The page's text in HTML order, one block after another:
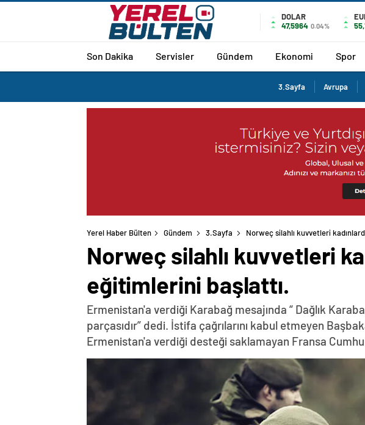
DOLAR
47,5964 0.04%
Son Dakika Servisler Gündem Ekonomi Spor
3.Sayfa Avrupa
Yerel Haber Bülten Gündem 3.Sayfa Norweç silahlı kuvvetleri
Norweç silahlı kuvvetleri
eğitimlerini başlattı.
Ermenistan'a verdiği Karabağ mesajında “ Dağlık
parçasıdır” dedi. İstifa çağrılarını kabul etmeyen
Ermenistan'a verdiği desteği saklamayan Fransa